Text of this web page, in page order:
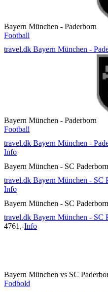
Bayern München - Paderborn
Football
travel.dk Bayern München -
Bayern München - Paderborn
Football
travel.dk Bayern München -
Info
Bayern München - SC
travel.dk Bayern München - SC
Info
Bayern München - SC
travel.dk Bayern München - SC
4761,-Info
Bayern München vs SC
Fodbold